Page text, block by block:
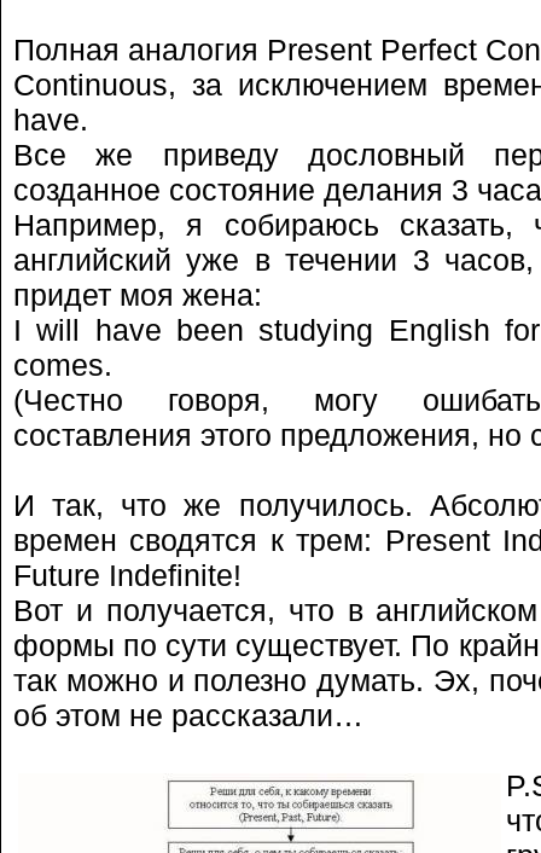
Полная аналогия Present Perfect
Continuous, за исключением
have.
Все же приведу дословный
созданное состояние делания 3
Например, я собираюсь сказать,
английский уже в течении 3
придет моя жена:
I will have been studying English
comes.
(Честно говоря, могу
составления этого предложения, но
И так, что же получилось.
времен сводятся к трем: Present
Future Indefinite!
Вот и получается, что в
формы по сути существует. По
так можно и полезно думать. Эх,
об этом не рассказали…